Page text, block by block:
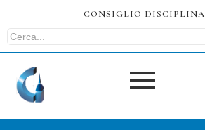
CONSIGLIO DISCIPLINA